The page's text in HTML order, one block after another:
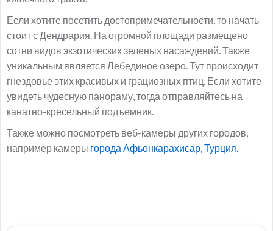
Если хотите посетить достопримечательности, то начать
стоит с Дендрария. На огромной площади размещено
сотни видов экзотических зеленых насаждений. Также
уникальным является Лебединое озеро. Тут происходит
гнездовье этих красивых и грациозных птиц. Если хотите
увидеть чудесную панораму, тогда отправляйтесь на
канатно-кресельный подъемник.
Также можно посмотреть веб-камеры других городов,
например камеры города Афьонкарахисар, Турция.